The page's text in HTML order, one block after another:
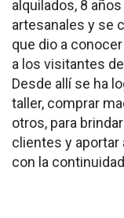
alquilados, 8
artesanales y se
que dio a
a los visitantes
Desde allí se ha
taller, comprar
otros, para
clientes y aportar
con la